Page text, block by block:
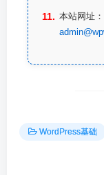
本站网址：
WordPress基础